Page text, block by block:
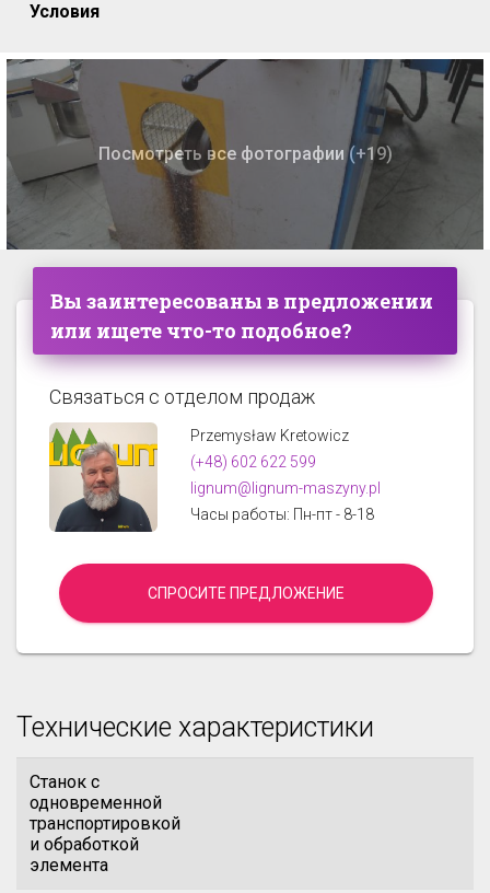
Условия
Посмотреть все фотографии (+19)
Вы заинтересованы в предложении
или ищете что-то подобное?
Связаться с отделом продаж
Przemysław Kretowicz
(+48) 602 622 599
lignum@lignum-maszyny.pl
Часы работы: Пн-пт - 8-18
СПРОСИТЕ ПРЕДЛОЖЕНИЕ
Технические характеристики
Станок с
одновременной
транспортировкой
и обработкой
элемента